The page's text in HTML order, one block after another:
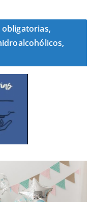
obligatorias,